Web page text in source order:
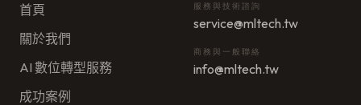
首頁
關於我們
AI 數位轉型服務
成功案例
服務與技術諮詢
service@mltech.tw
商務與一般聯絡
info@mltech.tw